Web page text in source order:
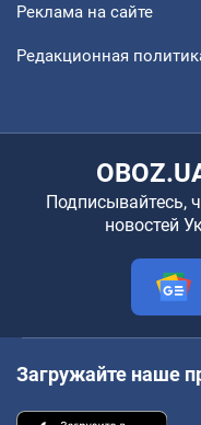
Реклама на сайте
Редакционная
Подписывайтесь,
новостей
Загружайте наше